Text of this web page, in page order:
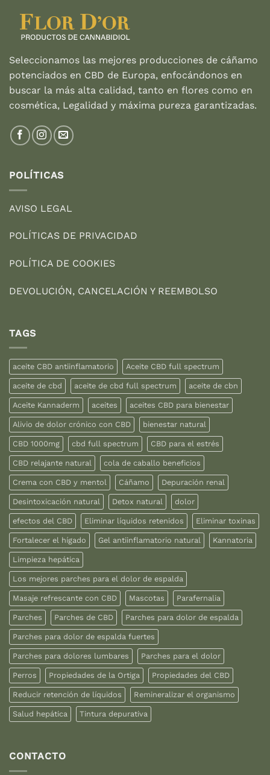
Seleccionamos las mejores producciones de cáñamo
potenciados en CBD de Europa, enfocándonos en
buscar la más alta calidad, tanto en flores como en
cosmética, Legalidad y máxima pureza garantizadas.
POLÍTICAS
AVISO LEGAL
POLÍTICAS DE PRIVACIDAD
POLÍTICA DE COOKIES
DEVOLUCIÓN, CANCELACIÓN Y REEMBOLSO
TAGS
aceite CBD antiinflamatorio Aceite CBD full spectrum
aceite de cbd aceite de cbd full spectrum aceite de cbn
Aceite Kannaderm aceites aceites CBD para bienestar
Alivio de dolor crónico con CBD bienestar natural
CBD 1000mg cbd full spectrum CBD para el estrés
CBD relajante natural cola de caballo beneficios
Crema con CBD y mentol Cáñamo Depuración renal
Desintoxicación natural Detox natural dolor
efectos del CBD Eliminar líquidos retenidos Eliminar toxinas
Fortalecer el hígado Gel antiinflamatorio natural Kannatoria
Limpieza hepática
Los mejores parches para el dolor de espalda
Masaje refrescante con CBD Mascotas Parafernalia
Parches Parches de CBD Parches para dolor de espalda
Parches para dolor de espalda fuertes
Parches para dolores lumbares Parches para el dolor
Perros Propiedades de la Ortiga Propiedades del CBD
Reducir retención de líquidos Remineralizar el organismo
Salud hepática Tintura depurativa
CONTACTO